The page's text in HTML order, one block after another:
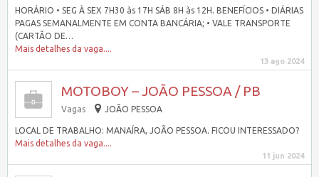
HORÁRIO • SEG À SEX 7H30 às 17H SÁB 8H às 12H. BENEFÍCIOS • DIÁRIAS
PAGAS SEMANALMENTE EM CONTA BANCÁRIA; • VALE TRANSPORTE
(CARTÃO DE…
Mais detalhes da vaga....
13 ago 2024
MOTOBOY – JOÃO PESSOA / PB
Vagas JOÃO PESSOA
LOCAL DE TRABALHO: MANAÍRA, JOÃO PESSOA. FICOU INTERESSADO?
Mais detalhes da vaga....
11 jun 2024